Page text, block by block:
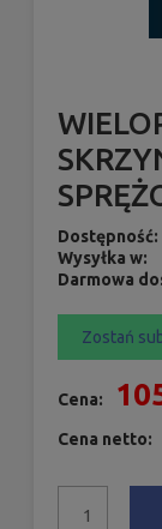
Dostępność:
Wysyłka w:
Darmowa
Zostań
Cena:
Cena netto: